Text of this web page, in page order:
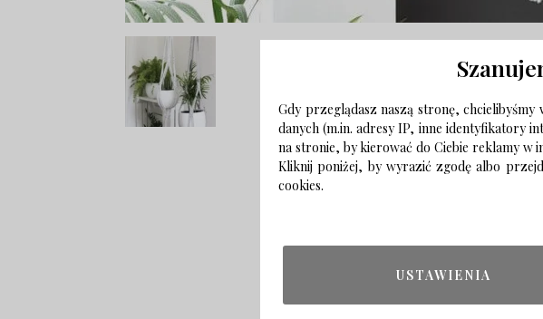
Gdy przeglądasz naszą stronę,
danych (m.in. adresy IP, inne identyfikatory
na stronie, by kierować do Ciebie reklamy w
Kliknij poniżej, by wyrazić zgodę albo
cookies.
USTAWIENIA